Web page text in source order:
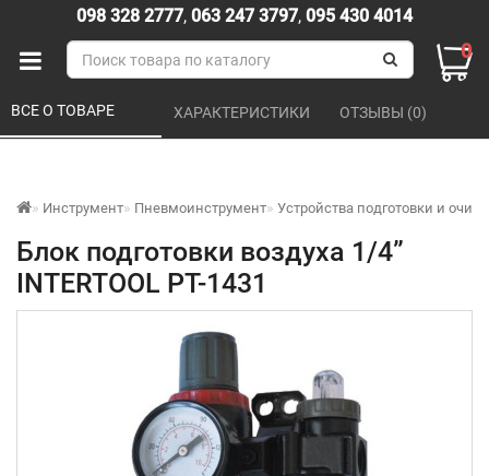
098 328 2777, 063 247 3797, 095 430 4014
0
Инструмент Пневмоинструмент Устройства подготовки и
Блок подготовки воздуха 1/4”
INTERTOOL PT-1431
ВСЕ О ТОВАРЕ ХАРАКТЕРИСТИКИ ОТЗЫВЫ (0)